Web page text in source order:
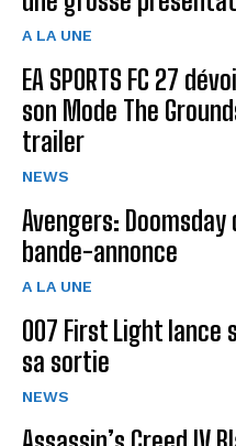
A LA UNE
EA SPORTS FC 27
son Mode The
trailer
NEWS
Avengers:
bande-annonce
A LA UNE
007 First Light
sa sortie
NEWS